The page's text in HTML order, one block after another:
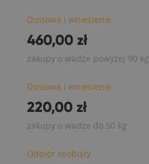
Dostawa i wniesienie
460,00 zł
zakupy o wadze powyżej 90 kg
Dostawa i wniesienie
220,00 zł
zakupy o wadze do 50 kg
Odbiór osobisty